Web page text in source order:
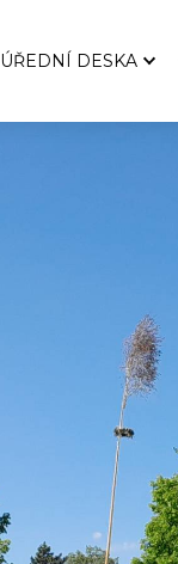
ÚŘEDNÍ DESKA